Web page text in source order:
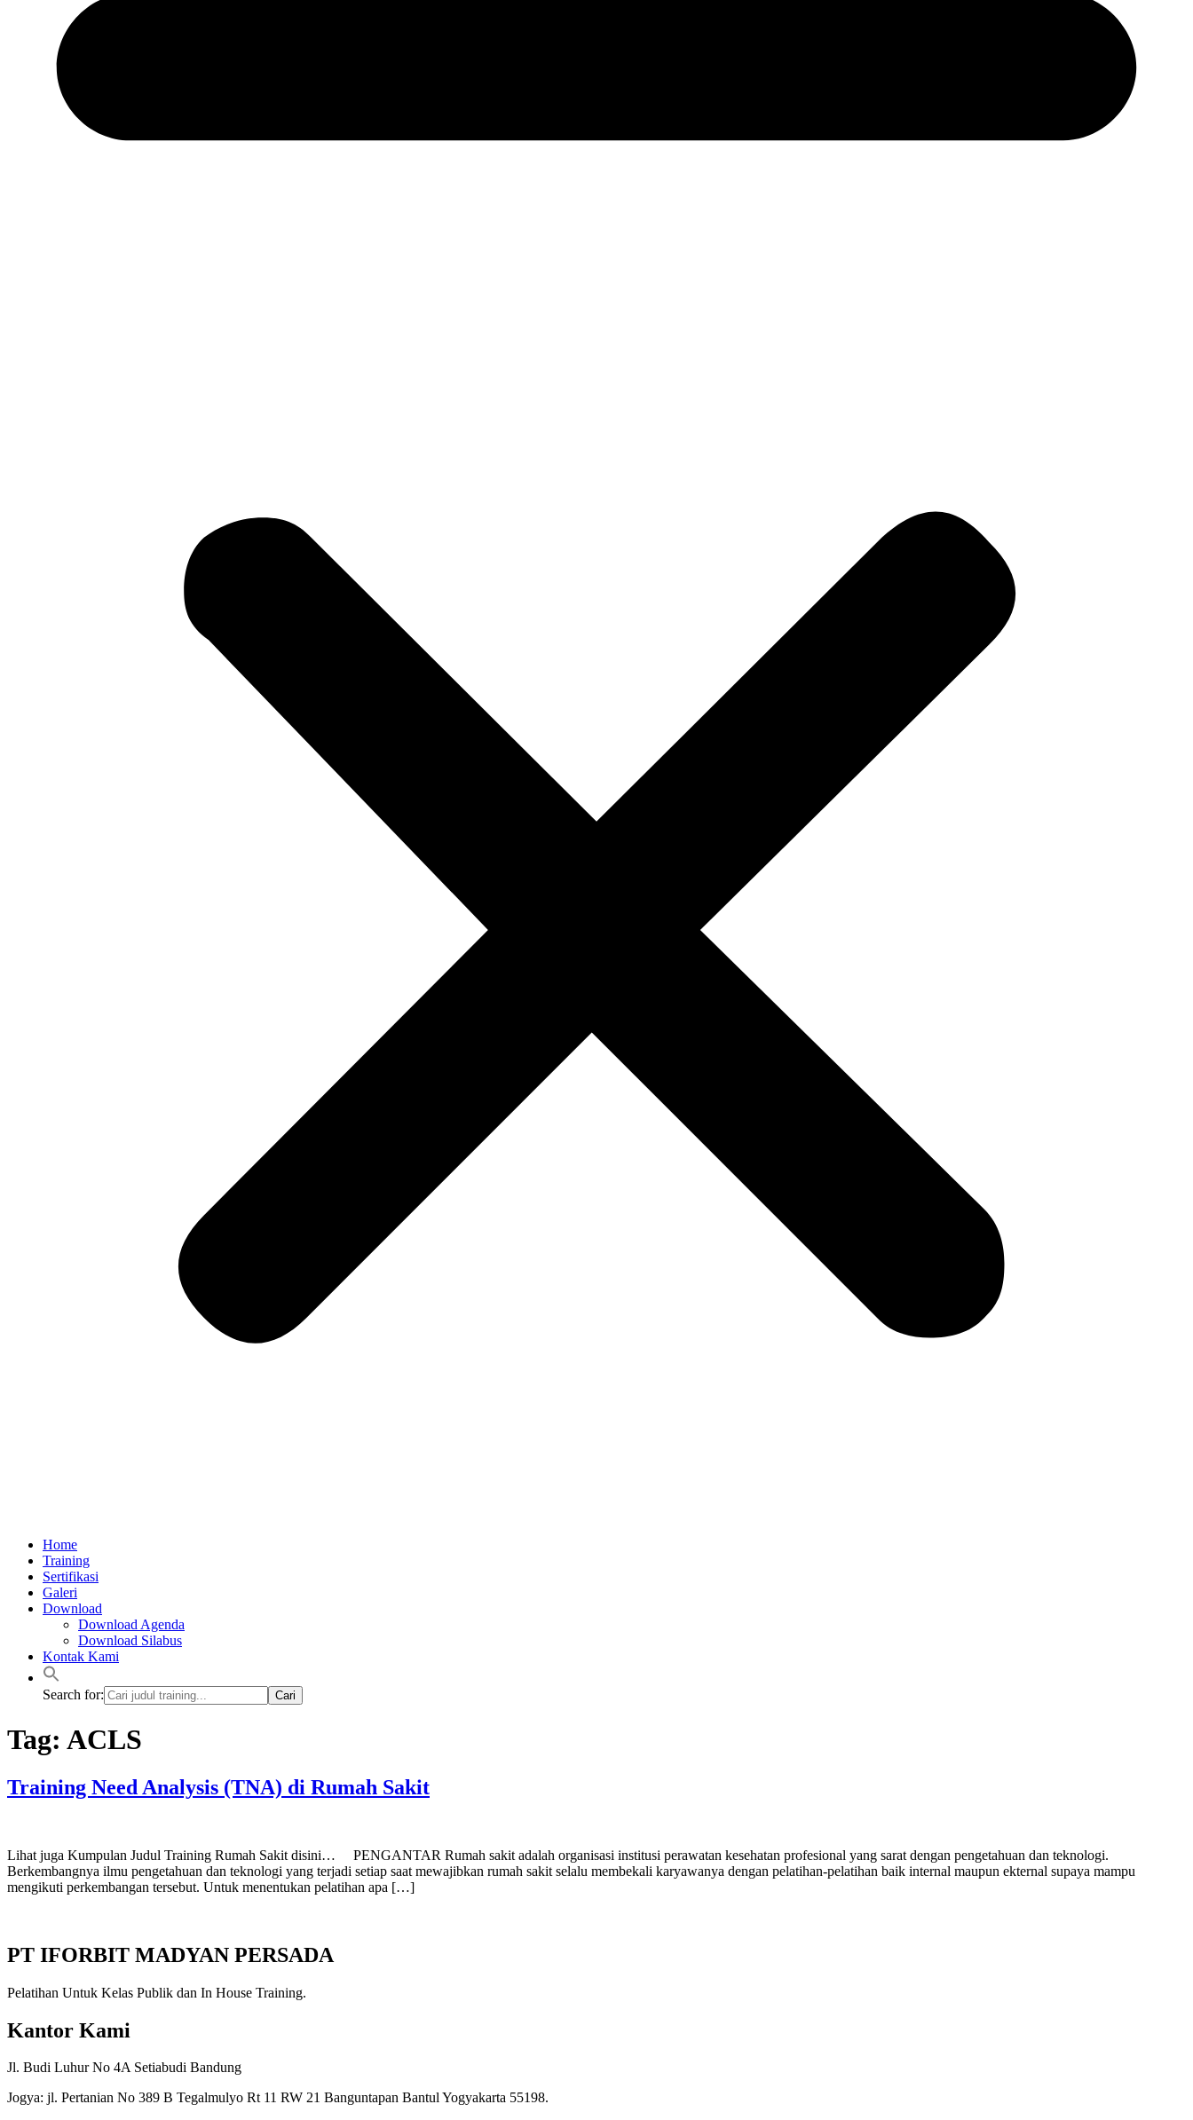
Home
Training
Sertifikasi
Galeri
Download
Download Agenda
Download Silabus
Kontak Kami
Search for:
Tag: ACLS
Training Need Analysis (TNA) di Rumah Sakit
Lihat juga Kumpulan Judul Training Rumah Sakit disini… PENGANTAR Rumah sakit adalah organisasi institusi perawatan kesehatan profesional yang sarat dengan pengetahuan dan teknologi.
Berkembangnya ilmu pengetahuan dan teknologi yang terjadi setiap saat mewajibkan rumah sakit selalu membekali karyawanya dengan pelatihan-pelatihan baik internal maupun ekternal supaya mampu
mengikuti perkembangan tersebut. Untuk menentukan pelatihan apa […]
PT IFORBIT MADYAN PERSADA
Pelatihan Untuk Kelas Publik dan In House Training.
Kantor Kami
Jl. Budi Luhur No 4A Setiabudi Bandung
Jogya: jl. Pertanian No 389 B Tegalmulyo Rt 11 RW 21 Banguntapan Bantul Yogyakarta 55198.